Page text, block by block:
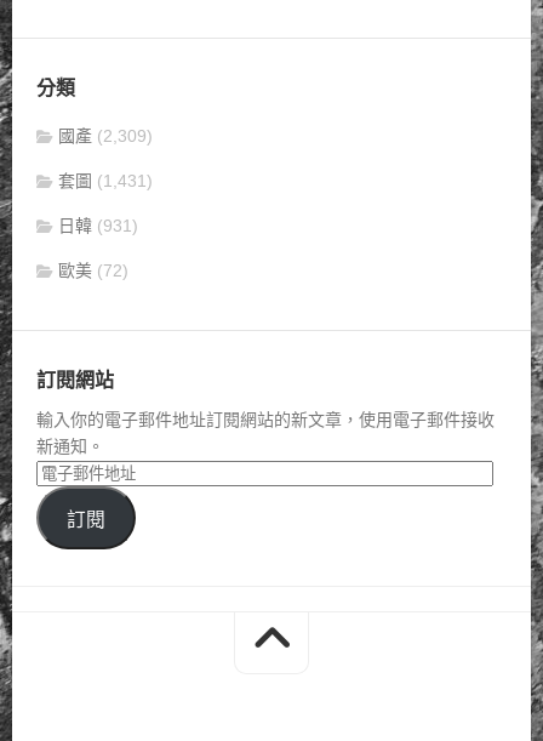
分類
國產 (2,309)
套圖 (1,431)
日韓 (931)
歐美 (72)
訂閱網站
輸入你的電子郵件地址訂閱網站的新文章，使用電子郵件接收
新通知。
訂閱